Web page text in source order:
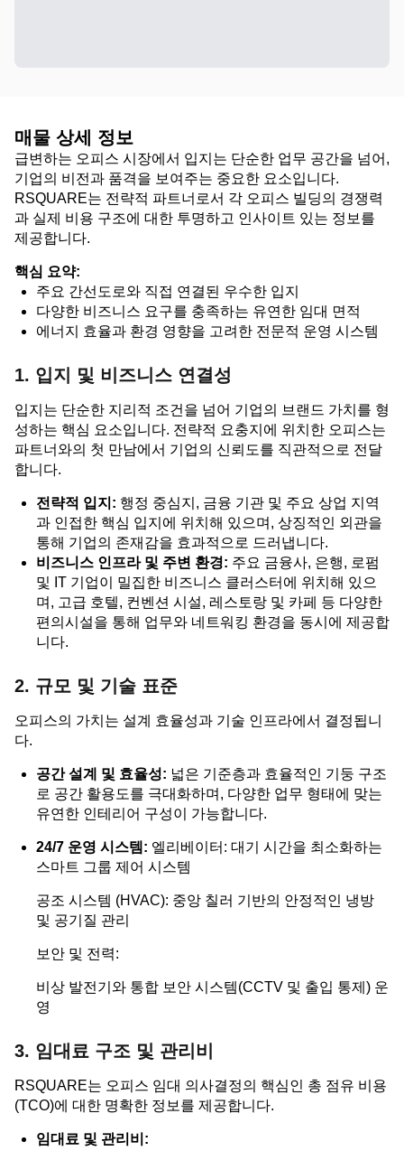
매물 상세 정보
급변하는 오피스 시장에서 입지는 단순한 업무 공간을 넘어,
기업의 비전과 품격을 보여주는 중요한 요소입니다.
RSQUARE는 전략적 파트너로서 각 오피스 빌딩의 경쟁력
과 실제 비용 구조에 대한 투명하고 인사이트 있는 정보를
제공합니다.
핵심 요약:
주요 간선도로와 직접 연결된 우수한 입지
다양한 비즈니스 요구를 충족하는 유연한 임대 면적
에너지 효율과 환경 영향을 고려한 전문적 운영 시스템
1. 입지 및 비즈니스 연결성
입지는 단순한 지리적 조건을 넘어 기업의 브랜드 가치를 형
성하는 핵심 요소입니다. 전략적 요충지에 위치한 오피스는
파트너와의 첫 만남에서 기업의 신뢰도를 직관적으로 전달
합니다.
전략적 입지: 행정 중심지, 금융 기관 및 주요 상업 지역
과 인접한 핵심 입지에 위치해 있으며, 상징적인 외관을
통해 기업의 존재감을 효과적으로 드러냅니다.
비즈니스 인프라 및 주변 환경: 주요 금융사, 은행, 로펌
및 IT 기업이 밀집한 비즈니스 클러스터에 위치해 있으
며, 고급 호텔, 컨벤션 시설, 레스토랑 및 카페 등 다양한
편의시설을 통해 업무와 네트워킹 환경을 동시에 제공합
니다.
2. 규모 및 기술 표준
오피스의 가치는 설계 효율성과 기술 인프라에서 결정됩니
다.
공간 설계 및 효율성: 넓은 기준층과 효율적인 기둥 구조
로 공간 활용도를 극대화하며, 다양한 업무 형태에 맞는
유연한 인테리어 구성이 가능합니다.
24/7 운영 시스템: 엘리베이터: 대기 시간을 최소화하는
스마트 그룹 제어 시스템
공조 시스템 (HVAC): 중앙 칠러 기반의 안정적인 냉방
및 공기질 관리
보안 및 전력:
비상 발전기와 통합 보안 시스템(CCTV 및 출입 통제) 운
영
3. 임대료 구조 및 관리비
RSQUARE는 오피스 임대 의사결정의 핵심인 총 점유 비용
(TCO)에 대한 명확한 정보를 제공합니다.
임대료 및 관리비: